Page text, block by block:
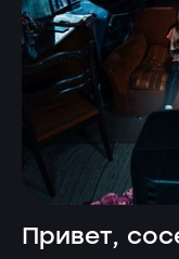
Привет,